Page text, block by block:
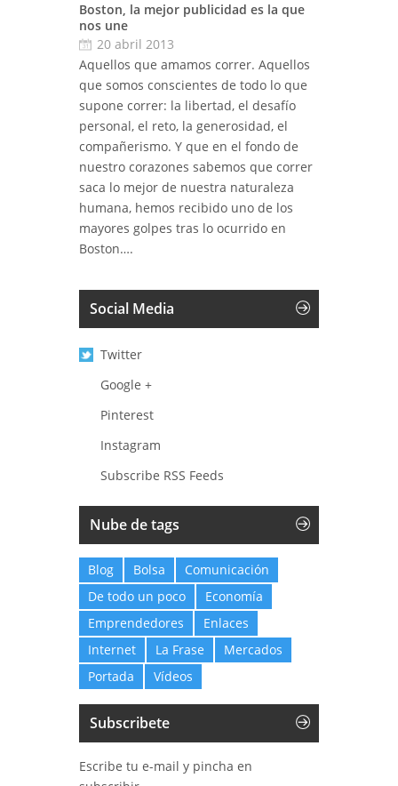
Boston, la mejor publicidad es la que
nos une
20 abril 2013
Aquellos que amamos correr. Aquellos
que somos conscientes de todo lo que
supone correr: la libertad, el desafío
personal, el reto, la generosidad, el
compañerismo. Y que en el fondo de
nuestro corazones sabemos que correr
saca lo mejor de nuestra naturaleza
humana, hemos recibido uno de los
mayores golpes tras lo ocurrido en
Boston….
Social Media
Twitter
Google +
Pinterest
Instagram
Subscribe RSS Feeds
Nube de tags
Blog Bolsa
Comunicación
De todo un poco
Economía
Emprendedores
Enlaces
Internet
La Frase
Mercados
Portada
Vídeos
Subscribete
Escribe tu e-mail y pincha en